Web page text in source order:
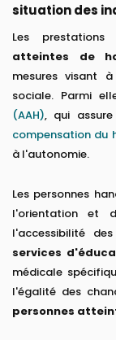
situation des
Les prestations
atteintes de
mesures visant
sociale. Parmi
(AAH), qui
compensation du
à l'autonomie.
Les personnes
l'orientation et
l'accessibilité
services
médicale
l'égalité des
personnes